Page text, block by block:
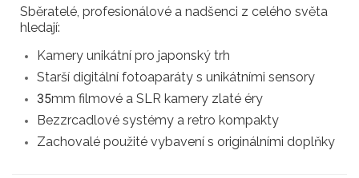
Sběratelé, profesionálové a nadšenci z celého světa
hledají:
Kamery unikátní pro japonský trh
Starší digitální fotoaparáty s unikátními sensory
35mm filmové a SLR kamery zlaté éry
Bezzrcadlové systémy a retro kompakty
Zachovalé použité vybavení s originálními doplňky